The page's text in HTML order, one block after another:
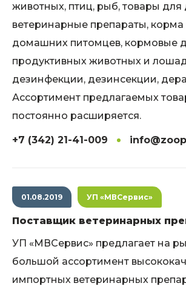
животных, птиц, рыб, товары
ветеринарные препараты, корма
домашних питомцев, кормовые
продуктивных животных и
дезинфекции, дезинсекции,
Ассортимент предлагаемых
постоянно расширяется.
+7 (342) 21-41-009
01.08.2019 УП «МВСервис»
Поставщик ветеринарных
УП «МВСервис» предлагает на
большой ассортимент
импортных ветеринарных